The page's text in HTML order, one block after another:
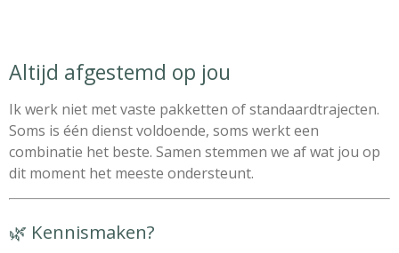
Altijd afgestemd op jou
Ik werk niet met vaste pakketten of standaardtrajecten.
Soms is één dienst voldoende, soms werkt een
combinatie het beste. Samen stemmen we af wat jou op
dit moment het meeste ondersteunt.
🌿 Kennismaken?